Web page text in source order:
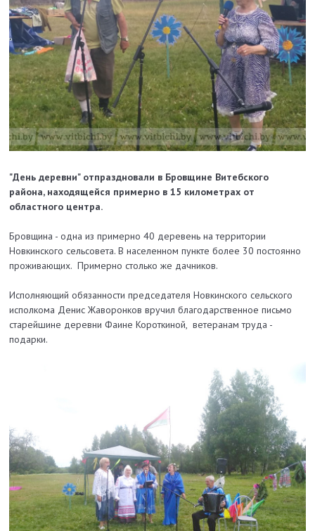
"День деревни" отпраздновали в Бровщине Витебского
района, находящейся примерно в 15 километрах от
областного центра.
Бровщина - одна из примерно 40 деревень на территории
Новкинского сельсовета.В населенном пункте более 30 постоянно
проживающих. Примерно столько же дачников.
Исполняющий обязанности председателя Новкинского сельского
исполкома Денис Жаворонков вручил благодарственное письмо
старейшине деревни Фаине Короткиной, ветеранам труда -
подарки.